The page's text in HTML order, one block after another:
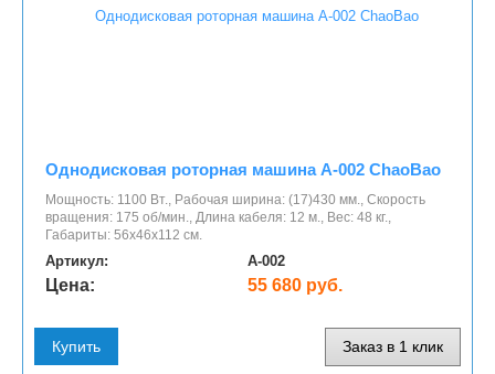
Однодисковая роторная машина A-002 ChaoBao
Мощность: 1100 Вт., Рабочая ширина: (17)430 мм., Скорость
вращения: 175 об/мин., Длина кабеля: 12 м., Вес: 48 кг.,
Габариты: 56х46х112 см.
Артикул: A-002
Цена: 55 680 руб.
Купить Заказ в 1 клик